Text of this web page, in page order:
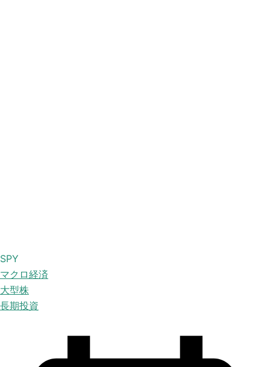
SPY
マクロ経済
大型株
長期投資